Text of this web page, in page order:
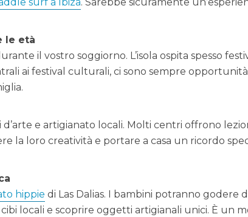
le età
il vostro soggiorno. L’isola ospita spesso
ai festival culturali, ci sono sempre
e artigianato locali. Molti centri offrono
la loro creatività e portare a casa un ricordo
hippie di Las Dalias. I bambini potranno godere
locali e scoprire oggetti artigianali unici. È un